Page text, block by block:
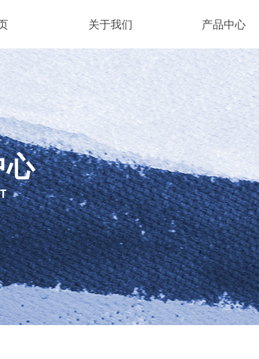
关于我们 产品中心
心